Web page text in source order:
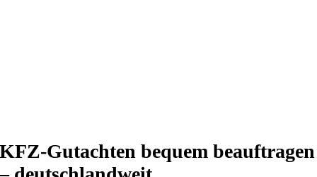
KFZ-Gutachten bequem beauftragen